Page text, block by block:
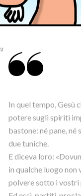
In quel tempo, Gesù
potere sugli spiriti
bastone: né pane,
due tuniche.
E diceva loro:
in qualche luogo non
polvere sotto i vostri